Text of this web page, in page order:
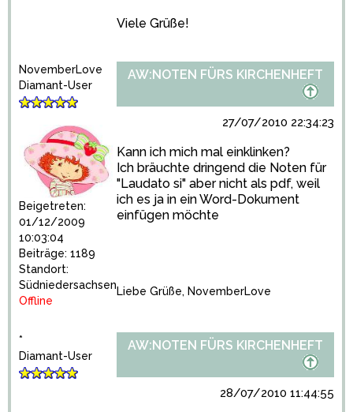
Viele Grüße!
NovemberLove
Diamant-User
Beigetreten:
01/12/2009
10:03:04
Beiträge: 1189
Standort:
Südniedersachsen
Offline
AW:NOTEN FÜRS KIRCHENHEFT
27/07/2010 22:34:23
Kann ich mich mal einklinken?
Ich bräuchte dringend die Noten für
"Laudato si" aber nicht als pdf, weil
ich es ja in ein Word-Dokument
einfügen möchte
Liebe Grüße, NovemberLove
*
Diamant-User
AW:NOTEN FÜRS KIRCHENHEFT
28/07/2010 11:44:55